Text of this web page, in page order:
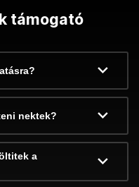
támogató
nektek?
a